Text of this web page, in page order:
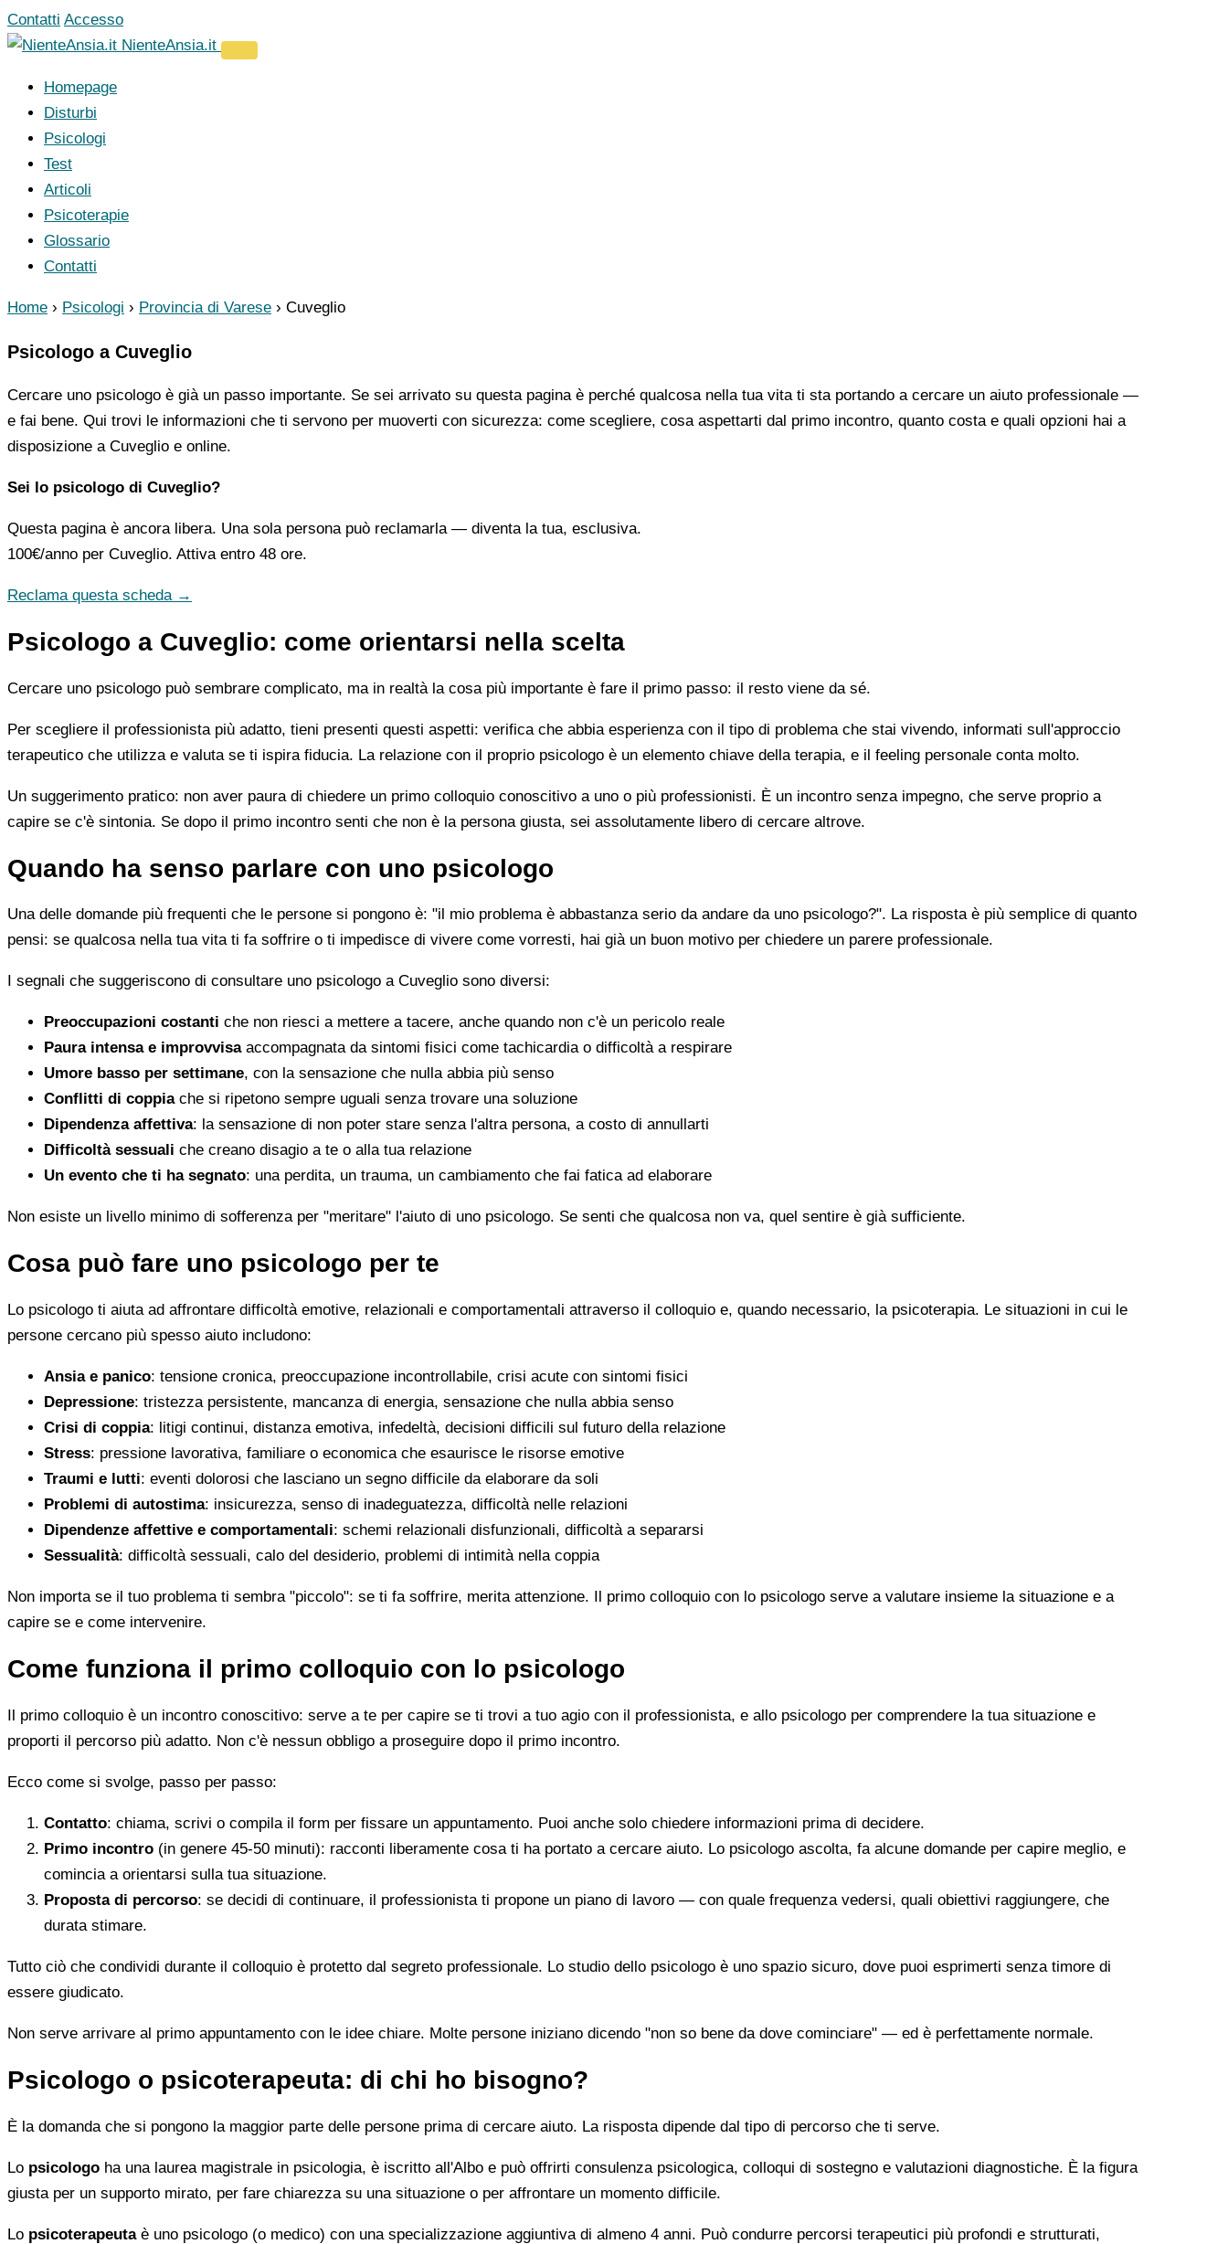
Vai
al
Contatti Accesso
NienteAnsia.it
Homepage
Disturbi
Psicologi
Test
Articoli
Psicoterapie
Glossario
Contatti
Home › Psicologi › Provincia di Varese › Cuveglio
Psicologo a Cuveglio
Cercare uno psicologo è già un passo importante. Se sei arrivato su questa pagina è perché qualcosa nella tua vita ti sta portando a cercare un aiuto professionale —
e fai bene. Qui trovi le informazioni che ti servono per muoverti con sicurezza: come scegliere, cosa aspettarti dal primo incontro, quanto costa e quali opzioni hai a
disposizione a Cuveglio e online.
Sei lo psicologo di Cuveglio?
Questa pagina è ancora libera. Una sola persona può reclamarla — diventa la tua, esclusiva.
100€/anno per Cuveglio. Attiva entro 48 ore.
Reclama questa scheda →
Psicologo a Cuveglio: come orientarsi nella scelta
Cercare uno psicologo può sembrare complicato, ma in realtà la cosa più importante è fare il primo passo: il resto viene da sé.
Per scegliere il professionista più adatto, tieni presenti questi aspetti: verifica che abbia esperienza con il tipo di problema che stai vivendo, informati sull'approccio
terapeutico che utilizza e valuta se ti ispira fiducia. La relazione con il proprio psicologo è un elemento chiave della terapia, e il feeling personale conta molto.
Un suggerimento pratico: non aver paura di chiedere un primo colloquio conoscitivo a uno o più professionisti. È un incontro senza impegno, che serve proprio a
capire se c'è sintonia. Se dopo il primo incontro senti che non è la persona giusta, sei assolutamente libero di cercare altrove.
Quando ha senso parlare con uno psicologo
Una delle domande più frequenti che le persone si pongono è: "il mio problema è abbastanza serio da andare da uno psicologo?". La risposta è più semplice di quanto
pensi: se qualcosa nella tua vita ti fa soffrire o ti impedisce di vivere come vorresti, hai già un buon motivo per chiedere un parere professionale.
I segnali che suggeriscono di consultare uno psicologo a Cuveglio sono diversi:
Preoccupazioni costanti che non riesci a mettere a tacere, anche quando non c'è un pericolo reale
Paura intensa e improvvisaaccompagnata da sintomi fisici come tachicardia o difficoltà a respirare
Umore basso per settimane, con la sensazione che nulla abbia più senso
Conflitti di coppiache si ripetono sempre uguali senza trovare una soluzione
Dipendenza affettiva: la sensazione di non poter stare senza l'altra persona, a costo di annullarti
Difficoltà sessuali che creano disagio a te o alla tua relazione
Un evento che ti ha segnato: una perdita, un trauma, un cambiamento che fai fatica ad elaborare
Non esiste un livello minimo di sofferenza per "meritare" l'aiuto di uno psicologo. Se senti che qualcosa non va, quel sentire è già sufficiente.
Cosa può fare uno psicologo per te
Lo psicologo ti aiuta ad affrontare difficoltà emotive, relazionali e comportamentali attraverso il colloquio e, quando necessario, la psicoterapia. Le situazioni in cui le
persone cercano più spesso aiuto includono:
Ansia e panico: tensione cronica, preoccupazione incontrollabile, crisi acute con sintomi fisici
Depressione: tristezza persistente, mancanza di energia, sensazione che nulla abbia senso
Crisi di coppia: litigi continui, distanza emotiva, infedeltà, decisioni difficili sul futuro della relazione
Stress: pressione lavorativa, familiare o economica che esaurisce le risorse emotive
Traumi e lutti: eventi dolorosi che lasciano un segno difficile da elaborare da soli
Problemi di autostima: insicurezza, senso di inadeguatezza, difficoltà nelle relazioni
Dipendenze affettive e comportamentali: schemi relazionali disfunzionali, difficoltà a separarsi
Sessualità: difficoltà sessuali, calo del desiderio, problemi di intimità nella coppia
Non importa se il tuo problema ti sembra "piccolo": se ti fa soffrire, merita attenzione. Il primo colloquio con lo psicologo serve a valutare insieme la situazione e a
capire se e come intervenire.
Come funziona il primo colloquio con lo psicologo
Il primo colloquio è un incontro conoscitivo: serve a te per capire se ti trovi a tuo agio con il professionista, e allo psicologo per comprendere la tua situazione e
proporti il percorso più adatto. Non c'è nessun obbligo a proseguire dopo il primo incontro.
Ecco come si svolge, passo per passo:
Contatto: chiama, scrivi o compila il form per fissare un appuntamento. Puoi anche solo chiedere informazioni prima di decidere.
Primo incontro (in genere 45-50 minuti): racconti liberamente cosa ti ha portato a cercare aiuto. Lo psicologo ascolta, fa alcune domande per capire meglio, e
comincia a orientarsi sulla tua situazione.
Proposta di percorso: se decidi di continuare, il professionista ti propone un piano di lavoro — con quale frequenza vedersi, quali obiettivi raggiungere, che
durata stimare.
Tutto ciò che condividi durante il colloquio è protetto dal segreto professionale. Lo studio dello psicologo è uno spazio sicuro, dove puoi esprimerti senza timore di
essere giudicato.
Non serve arrivare al primo appuntamento con le idee chiare. Molte persone iniziano dicendo "non so bene da dove cominciare" — ed è perfettamente normale.
Psicologo o psicoterapeuta: di chi ho bisogno?
È la domanda che si pongono la maggior parte delle persone prima di cercare aiuto. La risposta dipende dal tipo di percorso che ti serve.
Lo psicologo ha una laurea magistrale in psicologia, è iscritto all'Albo e può offrirti consulenza psicologica, colloqui di sostegno e valutazioni diagnostiche. È la figura
giusta per un supporto mirato, per fare chiarezza su una situazione o per affrontare un momento difficile.
Lo psicoterapeutaè uno psicologo (o medico) con una specializzazione aggiuntiva di almeno 4 anni. Può condurre percorsi terapeutici più profondi e strutturati,